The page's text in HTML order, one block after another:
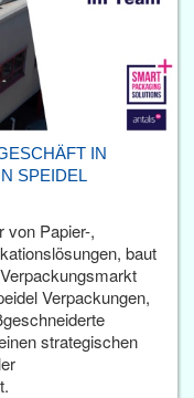
IN
SPEIDEL
von Papier-,
baut
Verpackungen,
strategischen